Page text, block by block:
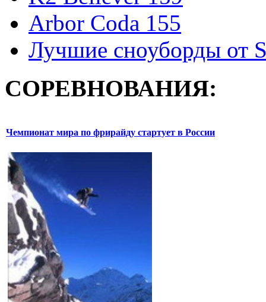
Arbor Coda 155
Лучшие сноуборды от
СОРЕВНОВАНИЯ:
Чемпионат мира по фрирайду стартует в России